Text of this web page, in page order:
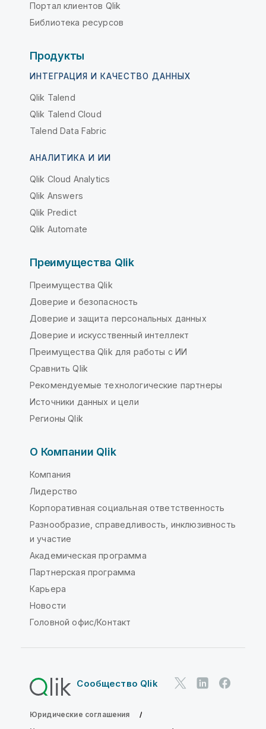
Портал клиентов Qlik
Библиотека ресурсов
Продукты
ИНТЕГРАЦИЯ И КАЧЕСТВО ДАННЫХ
Qlik Talend
Qlik Talend Cloud
Talend Data Fabric
АНАЛИТИКА И ИИ
Qlik Cloud Analytics
Qlik Answers
Qlik Predict
Qlik Automate
Преимущества Qlik
Преимущества Qlik
Доверие и безопасность
Доверие и защита персональных данных
Доверие и искусственный интеллект
Преимущества Qlik для работы с ИИ
Сравнить Qlik
Рекомендуемые технологические партнеры
Источники данных и цели
Регионы Qlik
О Компании Qlik
Компания
Лидерство
Корпоративная социальная ответственность
Разнообразие, справедливость, инклюзивность
и участие
Академическая программа
Партнерская программа
Карьера
Новости
Головной офис/Контакт
Сообщество Qlik
Юридические соглашения